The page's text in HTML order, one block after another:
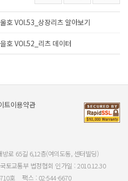
호 VOl.53_상장리츠 알아보기
호 VOl.52_리츠 데이터
트이용약관
로 65길 6,12층(여의도동, 센터빌딩)
국토교통부 법정협회 인가일 : 2010.12.30
호
팩스 : 02-544-6670